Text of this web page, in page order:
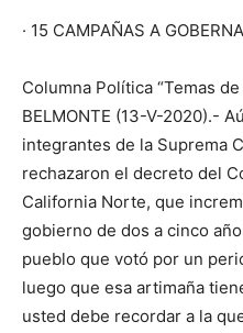
· 15 CAMPAÑAS A
Columna Política “Temas
BELMONTE (13-V-2020).-
integrantes de la Suprema
rechazaron el decreto del
California Norte, que
gobierno de dos a cinco
pueblo que votó por un
luego que esa artimaña
usted debe recordar a la